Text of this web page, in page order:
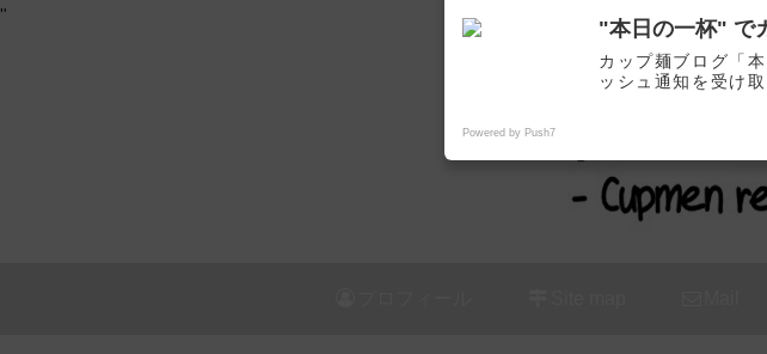
"
カップ麺の新商品
"本日の一杯" で
カップ麺ブログ「
ッシュ通知を受け
Powered by Push7